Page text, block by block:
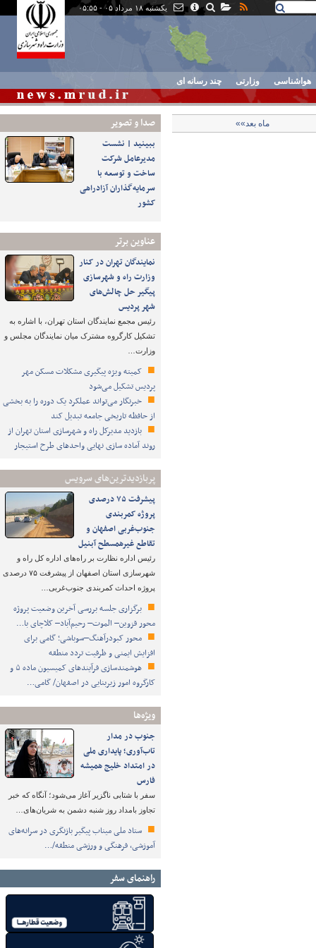
یکشنبه ۱۸ مرداد ۰۵ - ۰۵:۵۵
هواشناسی وزارتی چند رسانه ای
صدا و تصوير
ببینید | نشست
مدیرعامل شرکت
ساخت و توسعه با
سرمایه‌گذاران آزادراهی
کشور
عناوین برتر
نمایندگان تهران در کنار
وزارت راه و شهرسازی
پیگیر حل چالش‌های
شهر پردیس
رئیس مجمع نمایندگان استان تهران، با اشاره به
تشکیل کارگروه مشترک میان نمایندگان مجلس و
وزارت…
کمیته ویژه پیگیری مشکلات مسکن مهر
پردیس تشکیل می‌شود
خبرنگار می‌تواند عملکرد یک دوره را به بخشی
از حافظه تاریخی جامعه تبدیل کند
بازدید مدیرکل راه و شهرسازی استان تهران از
روند آماده سازی نهایی واحدهای طرح استیجار
پربازدیدترین‌های سرویس
پیشرفت ۷۵ درصدی
پروژه کمربندی
جنوب‌غربی اصفهان و
تقاطع غیرهمسطح آبنیل
رئیس اداره نظارت بر راه‌های اداره کل راه و
شهرسازی استان اصفهان از پیشرفت ۷۵ درصدی
پروژه احداث کمربندی جنوب‌غربی…
برگزاری جلسه بررسی آخرین وضعیت پروژه
محور قزوین– الموت– رحیم‌آباد– کلاچای با…
محور کبودرآهنگ–سوباشی؛ گامی برای
افزایش ایمنی و ظرفیت تردد منطقه
هوشمندسازی فرآیندهای کمیسیون ماده ۵ و
کارگروه امور زیربنایی در اصفهان/ گامی…
ویژه‌ها
جنوب در مدار
تاب‌آوری؛ پایداری ملی
در امتداد خلیج همیشه
فارس
سفر با شتابی ناگزیر آغاز می‌شود؛ آنگاه که خبر
تجاوز بامداد روز شنبه دشمن به شریان‌های…
ستاد ملی میناب پیگیر بازنگری در سرانه‌های
آموزشی، فرهنگی و ورزشی منطقه/…
راهنمای سفر
ماه بعد»»